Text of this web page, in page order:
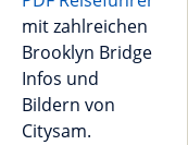
mit zahlreichen
Brooklyn Bridge
Infos und
Bildern von
Citysam.